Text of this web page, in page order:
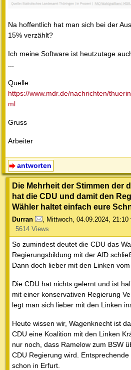
Na hoffentlich hat man sich bei der
15% verzählt?
Ich meine Software ist heutzutage
Quelle:
https://www.mdr.de/nachrichten/
ml
Gruss
Arbeiter
antworten
Die Mehrheit der Stimmen der
hat die CDU und damit den
Wähler haltet einfach eure
Durran Mittwoch, 04.09.2024, 21:10
5614 Views
So zumindest deutet die CDU das
Regierungsbildung mit der AfD
Dann doch lieber mit den Linken vom
Die CDU hat nichts gelernt und ist
mit einer konservativen Regierung
legt man sich lieber mit den Linken
Heute wissen wir, Wagenknecht ist
CDU eine Koalition mit den Linken
nur noch, dass Ramelow zum BSW
CDU Regierung wird.
schon in Erfurt.